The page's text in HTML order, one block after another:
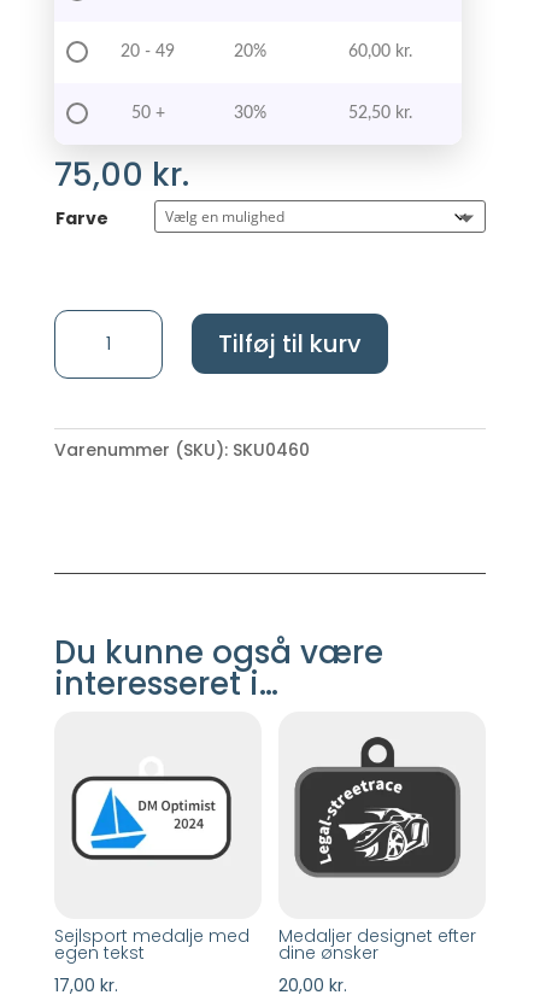
20 - 49 20% 60,00 kr.
50 + 30% 52,50 kr.
75,00 kr.
Farve
Løbemagneter
sportsmagneter
Tilføj til kurv
Varenummer (SKU): SKU0460
Du kunne også være
interesseret i…
Sejlsport medalje med
egen tekst
17,00 kr.
Medaljer designet efter
dine ønsker
20,00kr.